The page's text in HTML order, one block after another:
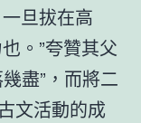
旦拔在高
。”夸贊其父
盡”，而將二
文活動的成